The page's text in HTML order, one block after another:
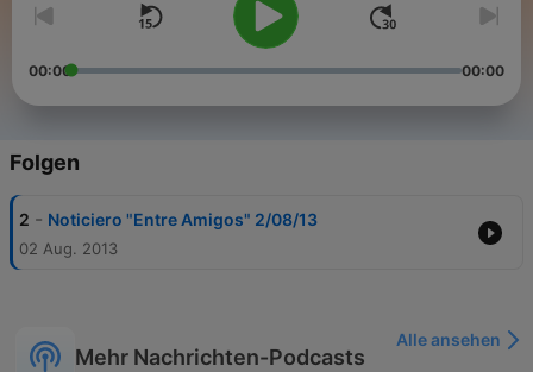
00:00 00:00
Folgen
2 - Noticiero "Entre Amigos" 2/08/13
02 Aug. 2013
Mehr Nachrichten-Podcasts
Alle ansehen